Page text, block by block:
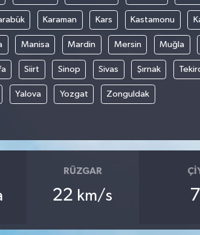
Karaman Kars Kastamonu
Manisa Mardin Mersin Muğla
Siirt Sinop Sivas Şırnak
Yalova Yozgat Zonguldak
RÜZGAR
22 km/s 7